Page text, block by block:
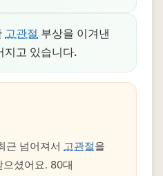
고관절 부상을 이겨낸
지고 있습니다.
근 넘어져서 고관절을
셨어요. 80대